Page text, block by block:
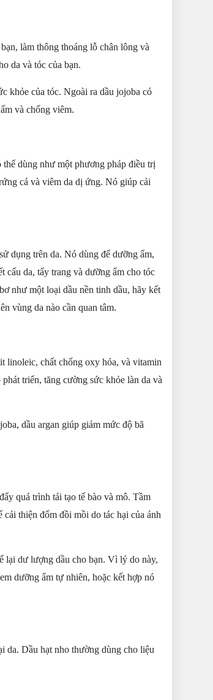
làm thông thoáng lỗ chân lông và
da và tóc của bạn.
khỏe của tóc. Ngoài ra dầu jojoba có
và chống viêm.
dùng như một phương pháp điều trị
cá và viêm da dị ứng. Nó giúp cải
dụng trên da. Nó dùng để dưỡng ẩm,
da, tẩy trang và dưỡng ẩm cho tóc
như một loại dầu nền tinh dầu, hãy kết
vùng da nào cần quan tâm.
linoleic, chất chống oxy hóa, và vitamin
triển, tăng cường sức khỏe làn da và
dầu argan giúp giảm mức độ bã
quá trình tái tạo tế bào và mô. Tầm
thiện đốm đồi mồi do tác hại của ánh
lại dư lượng dầu cho bạn. Vì lý do này,
dưỡng ẩm tự nhiên, hoặc kết hợp nó
da. Dầu hạt nho thường dùng cho liệu